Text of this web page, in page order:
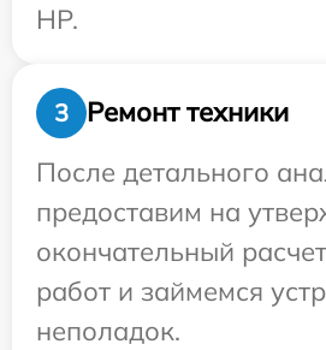
HP.
3
Ремонт техники
После детального
предоставим на
окончательный
работ и займемся
неполадок.